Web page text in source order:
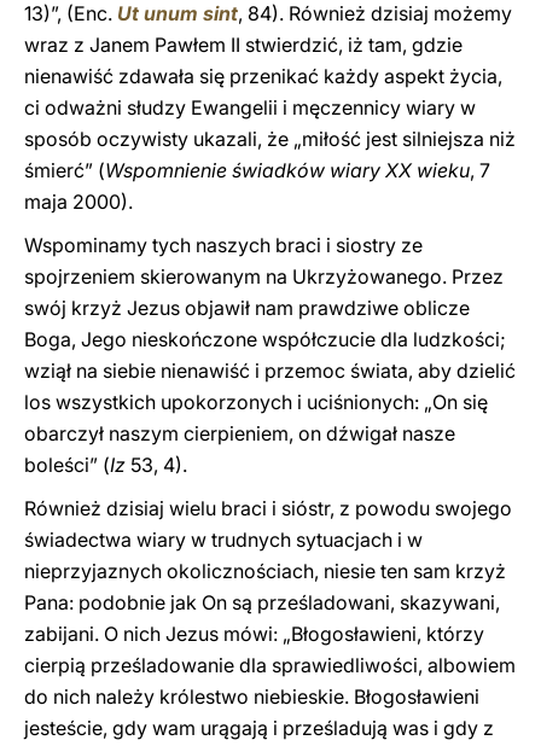
13)”, (Enc. Ut unum sint, 84). Również dzisiaj możemy
wraz z Janem Pawłem II stwierdzić, iż tam, gdzie
nienawiść zdawała się przenikać każdy aspekt życia,
ci odważni słudzy Ewangelii i męczennicy wiary w
sposób oczywisty ukazali, że „miłość jest silniejsza niż
śmierć” (Wspomnienie świadków wiary XX wieku, 7
maja 2000).
Wspominamy tych naszych braci i siostry ze
spojrzeniem skierowanym na Ukrzyżowanego. Przez
swój krzyż Jezus objawił nam prawdziwe oblicze
Boga, Jego nieskończone współczucie dla ludzkości;
wziął na siebie nienawiść i przemoc świata, aby dzielić
los wszystkich upokorzonych i uciśnionych: „On się
obarczył naszym cierpieniem, on dźwigał nasze
boleści” (Iz 53, 4).
Również dzisiaj wielu braci i sióstr, z powodu swojego
świadectwa wiary w trudnych sytuacjach i w
nieprzyjaznych okolicznościach, niesie ten sam krzyż
Pana: podobnie jak On są prześladowani, skazywani,
zabijani. O nich Jezus mówi: „Błogosławieni, którzy
cierpią prześladowanie dla sprawiedliwości, albowiem
do nich należy królestwo niebieskie. Błogosławieni
jesteście, gdy wam urągają i prześladują was i gdy z